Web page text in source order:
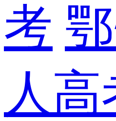
考
人高